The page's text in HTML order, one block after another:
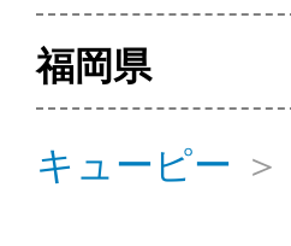
福岡県
キューピー ＞